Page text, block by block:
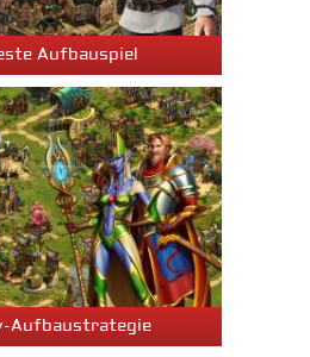
Aufbauspiel
Aufbaustrategie